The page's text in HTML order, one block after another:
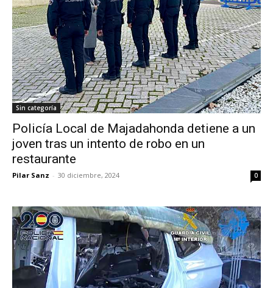
Sin categoría
Policía Local de Majadahonda detiene a un
joven tras un intento de robo en un
restaurante
Pilar Sanz - 30 diciembre, 2024 0